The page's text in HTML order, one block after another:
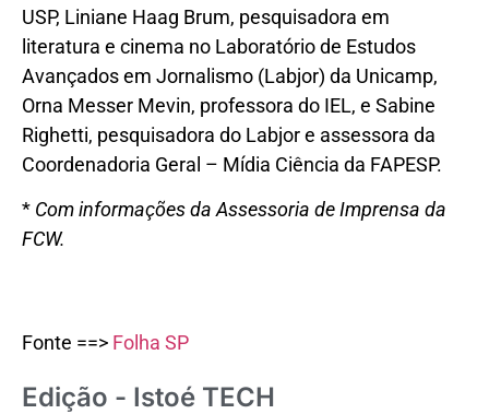
USP, Liniane Haag Brum, pesquisadora em
literatura e cinema no Laboratório de Estudos
Avançados em Jornalismo (Labjor) da Unicamp,
Orna Messer Mevin, professora do IEL, e Sabine
Righetti, pesquisadora do Labjor e assessora da
Coordenadoria Geral – Mídia Ciência da FAPESP.
* Com informações da Assessoria de Imprensa da
FCW.
Fonte ==> Folha SP
Edição - Istoé TECH